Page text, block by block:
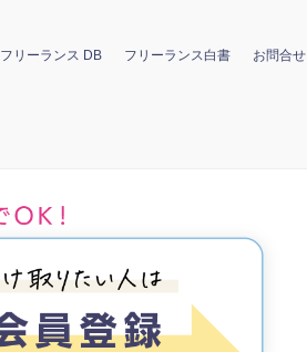
フリーランス DB フリーランス白書 お問合せ